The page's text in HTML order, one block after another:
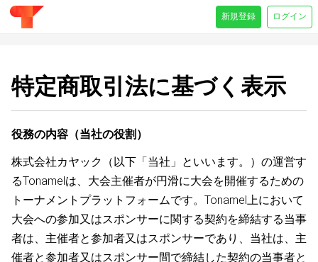
特定商取引法に基づく表示
役務の内容（当社の役割）
株式会社カヤック（以下「当社」といいます。）の運営す
るTonamelは、大会主催者が円滑に大会を開催するための
トーナメントプラットフォームです。Tonamel上において
大会への参加又はスポンサーに関する契約を締結する当事
者は、主催者と参加者又はスポンサーであり、当社は、主
催者と参加者又はスポンサー間で締結した契約の当事者と
新規登録 ログイン